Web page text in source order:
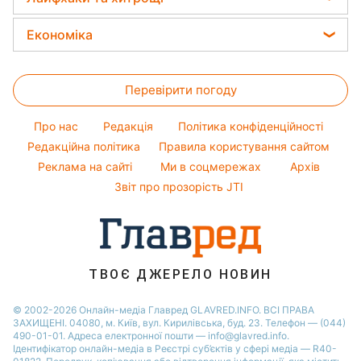
Алла Пугачова
Максим Галкін
Новини Тернополя
Новини Житомира
Новини Одеси
Напої
Магнітні бурі
Тести по картинці
Оптичні ілюзії
Гарний манікюр
Модні помилки
Новини моди
Поради від Андре Тана
Жіночі стрижки
Прання
Усе про сало
Кімнатні рослини
Прибирання
Авто
Економіка
Грошова допомога
Тарифи
Курс валют
Перевірити погоду
Про нас Редакція
Політика конфіденційності
Редакційна політика
Правила користування сайтом
Реклама на сайті
Ми в соцмережах
Архів
Звіт про прозорість JTI
ТВОЄ ДЖЕРЕЛО НОВИН
© 2002-2026 Онлайн-медіа Главред GLAVRED.INFO. ВСІ ПРАВА
ЗАХИЩЕНІ. 04080, м. Київ, вул. Кирилівська, буд. 23. Телефон — (044)
490-01-01. Адреса електронної пошти — info@glavred.info.
Ідентифікатор онлайн-медіа в Реєстрі суб’єктів у сфері медіа — R40-